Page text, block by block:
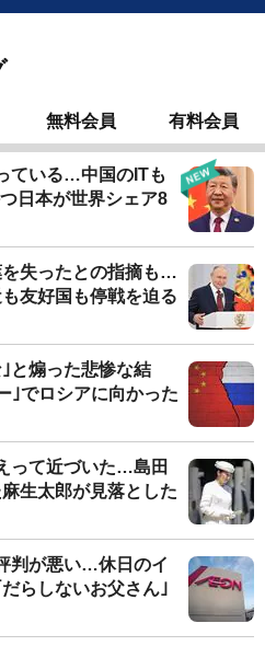
無料会員 有料会員
ている…中国のITも
日本が世界シェア8
失ったとの指摘も…
友好国も停戦を迫る
と煽った悲惨な結
｣でロシアに向かった
って近づいた…島田
生太郎が見落とした
判が悪い…休日のイ
らしないお父さん｣